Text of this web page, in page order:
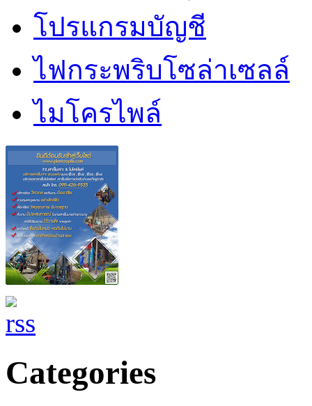
โปรแกรมบัญชี
ไฟกระพริบโซล่าเซลล์
ไมโครไพล์
Categories